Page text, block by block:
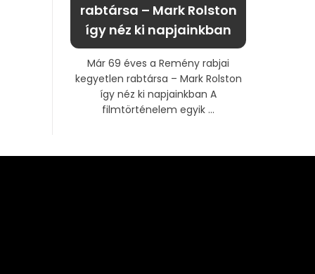
rabtársa – Mark Rolston
így néz ki napjainkban
Már 69 éves a Remény rabjai
kegyetlen rabtársa – Mark Rolston
így néz ki napjainkban A
filmtörténelem egyik ...